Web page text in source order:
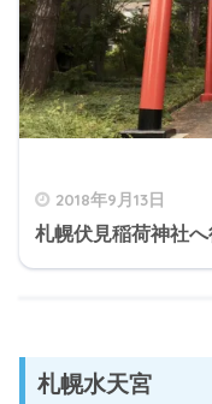
2018年9月13日
札幌伏見稲荷神社へ
札幌水天宮